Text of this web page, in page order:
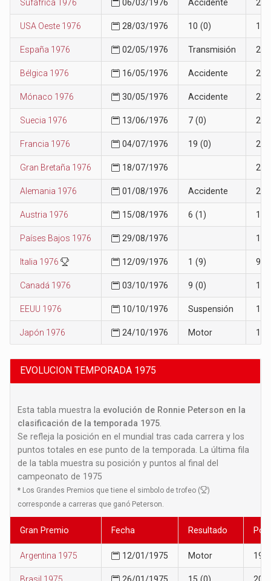
Sufáfrica 1976 06/03/1976 Accidente 26
USA Oeste 1976 28/03/1976 10 (0) 19
España 1976 02/05/1976 Transmisión 23
Bélgica 1976 16/05/1976 Accidente 24
Mónaco 1976 30/05/1976 Accidente 24
Suecia 1976 13/06/1976 7 (0) 20
Francia 1976 04/07/1976 19 (0) 20
Gran Bretaña 1976 18/07/1976 20
Alemania 1976 01/08/1976 Accidente 21
Austria 1976 15/08/1976 6 (1) 18
Países Bajos 1976 29/08/1976 18
Italia 1976 12/09/1976 1 (9) 9
Canadá 1976 03/10/1976 9 (0) 10
EEUU 1976 10/10/1976 Suspensión 10
Japón 1976 24/10/1976 Motor 11
EVOLUCION TEMPORADA 1975
Esta tabla muestra la evolución de Ronnie Peterson en la
clasificación de la temporada 1975
Se refleja la posición en el mundial tras cada carrera y los
puntos totales en ese punto de la temporada. La última fila
de la tabla muestra su posición y puntos al final del
campeonato de 1975
* Los Grandes Premios que tiene el simbolo de trofeo (
)
corresponde a carreras que ganó Peterson.
Gran Premio Fecha Resultado
Argentina 1975 12/01/1975 Motor 19